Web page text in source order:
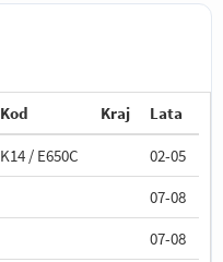
Kod Kraj Lata
K14 / E650C
02-05
07-08
07-08